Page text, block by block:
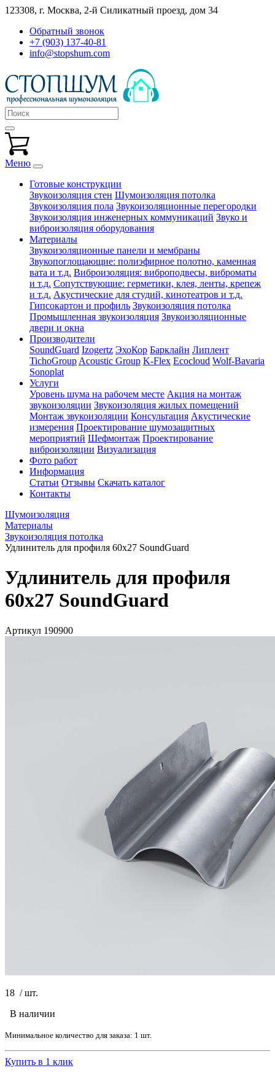
123308, г. Москва, 2-й Силикатный проезд, дом 34
Обратный звонок
+7 (903) 137-40-81
info@stopshum.com
Меню
Готовые конструкции
Звукоизоляция стен Шумоизоляция потолка
Звукоизоляция пола Звукоизоляционные перегородки
Звукоизоляция инженерных коммуникаций Звуко и
виброизоляция оборудования
Материалы
Звукоизоляционные панели и мембраны
Звукопоглощающие: полиэфирное полотно, каменная
вата и т.д. Виброизоляция: виброподвесы, виброматы
и т.д. Сопутствующие: герметики, клея, ленты, крепеж
и т.д. Акустические для студий, кинотеатров и т.д.
Гипсокартон и профиль Звукоизоляция потолка
Промышленная звукоизоляция Звукоизоляционные
двери и окна
Производители
SoundGuard Izogertz ЭхоКор Барклайн Липлент
TichoGroup Acoustic Group K-Flex Ecocloud Wolf-Bavaria
Sonoplat
Услуги
Уровень шума на рабочем месте Акция на монтаж
звукоизоляции Звукоизоляция жилых помещений
Монтаж звукоизоляции Консультация Акустические
измерения Проектирование шумозащитных
мероприятий Шефмонтаж Проектирование
виброизоляции Визуализация
Фото работ
Информация
Статьи Отзывы Скачать каталог
Контакты
Шумоизоляция
Материалы
Звукоизоляция потолка
Удлинитель для профиля 60х27 SoundGuard
Удлинитель для профиля
60х27 SoundGuard
Артикул 190900
18 /шт.
В наличии
Минимальное количество для заказа: 1 шт.
Купить в 1 клик